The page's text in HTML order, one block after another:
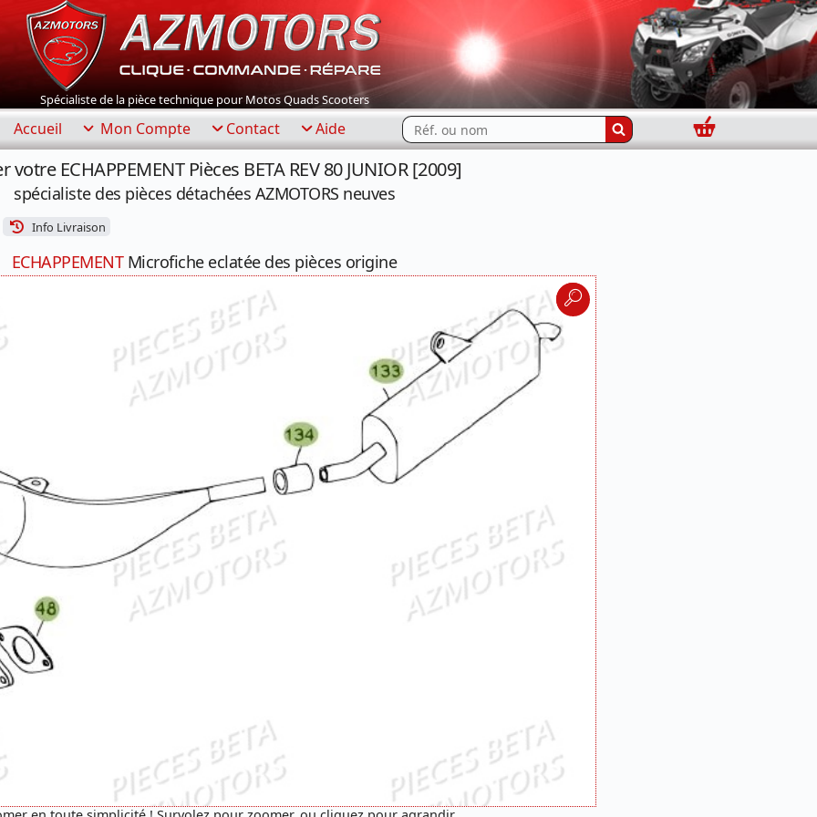
Spécialiste de la pièce technique pour Motos Quads Scooters
Accueil Mon Compte Contact Aide Rechercher...
Panier
votre ECHAPPEMENT Pièces BETA REV 80 JUNIOR [2009]
spécialiste des pièces détachées AZMOTORS neuves
Info Livraison
ECHAPPEMENTMicrofiche eclatée des pièces origine